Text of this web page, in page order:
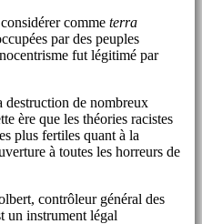
comme terra
par des peuples
fut légitimé par
destruction de nombreux
ère que les théories racistes
plus fertiles quant à la
à toutes les horreurs de
contrôleur général des
un instrument légal